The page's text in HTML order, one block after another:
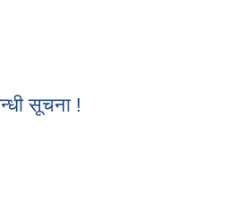
सूचना !